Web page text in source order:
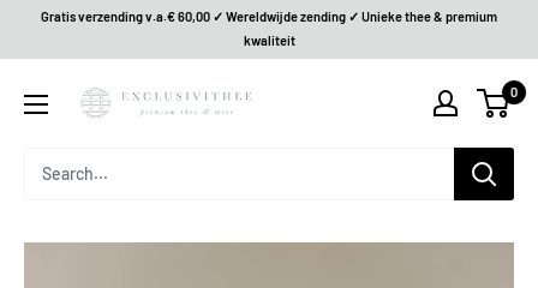
Gratis verzending v.a.€ 60,00 ✓ Wereldwijde zending ✓ Unieke thee & premium
kwaliteit
0